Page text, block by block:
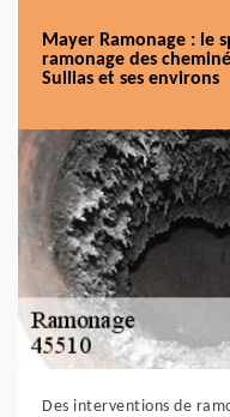
Mayer Ramonage : le
ramonage des
Sullias et ses environs
Des interventions de